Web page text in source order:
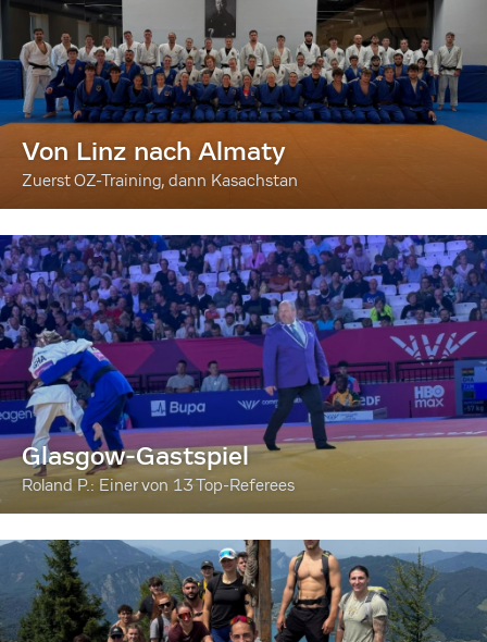
Von Linz nach Almaty
Zuerst OZ-Training, dann Kasachstan
Glasgow-Gastspiel
Roland P.: Einer von 13 Top-Referees